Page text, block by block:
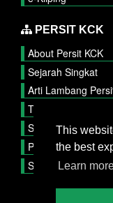
This
the best
Learn
PERSIT KCK
About Persit KCK
Sejarah Singkat
Arti Lambang
Tupok, Sifat dan
Struktur Organisasi
Publikasi Persit
Serba Serbi